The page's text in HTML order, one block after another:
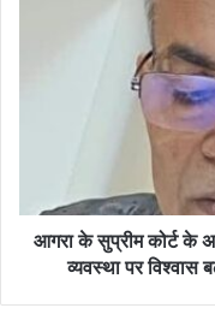
जैन
आगरा के सुप्रीम कोर्ट के
व्यवस्था पर विश्वास